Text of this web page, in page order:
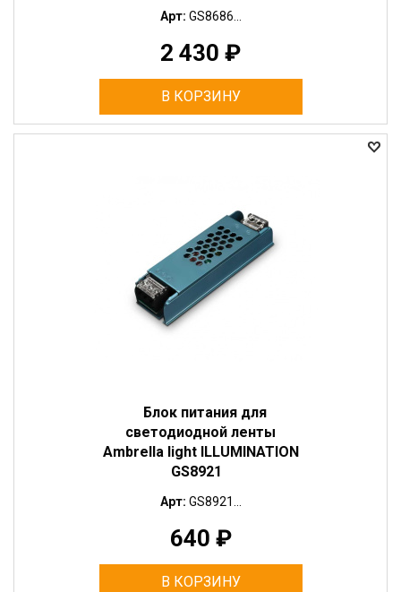
Арт: GS8686...
2 430 ₽
В КОРЗИНУ
Блок питания для
светодиодной ленты
Ambrella light ILLUMINATION
GS8921
Арт: GS8921...
640 ₽
В КОРЗИНУ